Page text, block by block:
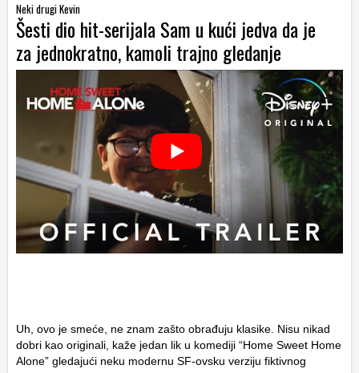
Neki drugi Kevin
Šesti dio hit-serijala Sam u kući jedva da je
za jednokratno, kamoli trajno gledanje
Uh, ovo je smeće, ne znam zašto obrađuju klasike. Nisu nikad
dobri kao originali, kaže jedan lik u komediji “Home Sweet Home
Alone” gledajući neku modernu SF-ovsku verziju fiktivnog